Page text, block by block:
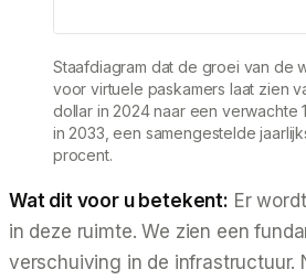
Staafdiagram dat de groei van de
voor virtuele paskamers laat zien
dollar in 2024 naar een verwachte
in 2033, een samengestelde
procent.
Wat dit voor u betekent: Er
in deze ruimte. We zien een
verschuiving in de infrastructuur.